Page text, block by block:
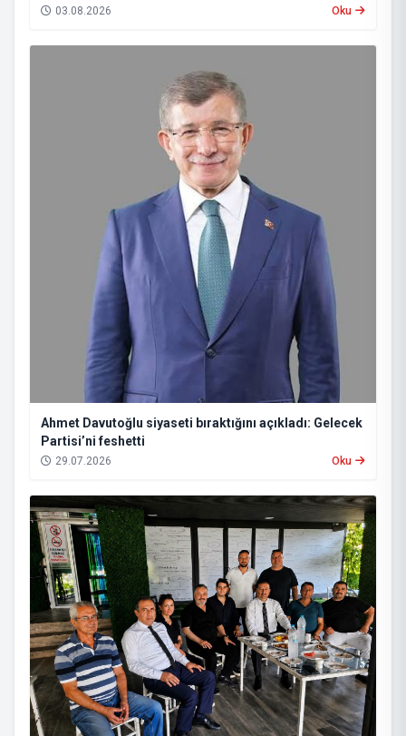
BAŞKAN YARDIMCISI OLDU
03.08.2026 Oku
Ahmet Davutoğlu siyaseti bıraktığını açıkladı: Gelecek
Partisi’ni feshetti
29.07.2026 Oku